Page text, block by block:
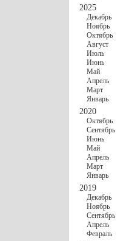
2025
Декабрь
Ноябрь
Октябрь
Август
Июль
Июнь
Май
Апрель
Март
Январь
2020
Октябрь
Сентябрь
Июнь
Май
Апрель
Март
Январь
2019
Декабрь
Ноябрь
Сентябрь
Апрель
Февраль